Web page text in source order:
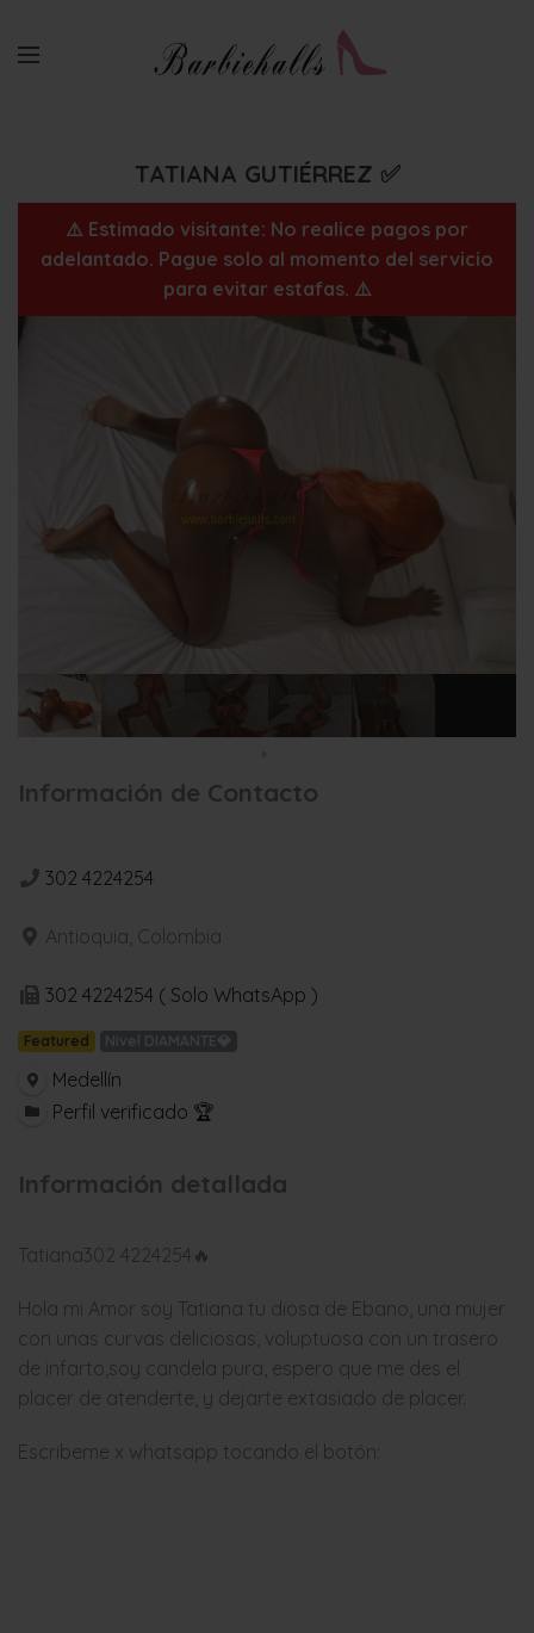
TATIANA GUTIÉRREZ ✅
⚠️ Estimado visitante: No realice pagos por
adelantado. Pague solo al momento del servicio
para evitar estafas. ⚠️
Información de Contacto
302 4224254
Antioquia, Colombia
302 4224254 ( Solo WhatsApp )
Featured Nivel DIAMANTE💎
Medellín
Perfil verificado 🏆
Información detallada
Tatiana302 4224254🔥
Hola mi Amor soy Tatiana tu diosa de Ebano, una mujer
con unas curvas deliciosas, voluptuosa con un trasero
de infarto,soy candela pura, espero que me des el
placer de atenderte, y dejarte extasiado de placer.
Escribeme x whatsapp tocando el botón: